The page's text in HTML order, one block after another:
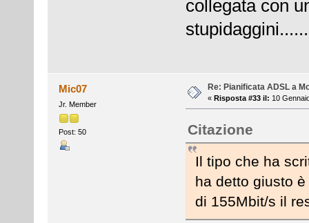
collegata con
stupidaggini......
Mic07
Jr. Member
Post: 50
Re: Pianificata ADSL a
« Risposta #33 il: 10
Citazione
Il tipo che ha
ha detto giusto
di 155Mbit/s il